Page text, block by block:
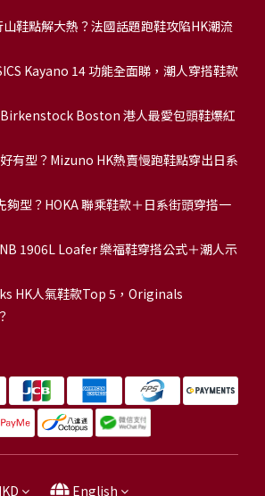
山鞋點解大熱？法國話題跑鞋攻陷HK潮流
Kayano 14 功能全面睇，潮人穿搭鞋款
Boston 港人最愛包頭鞋爆紅
有型？Mizuno HK熱賣慢跑鞋點穿出日系
夠型？HOKA 聯乘鞋款＋日系街頭穿搭一
1906L Loafer 樂福鞋穿搭公式＋潮人示
HK人氣鞋款Top 5，Originals
English